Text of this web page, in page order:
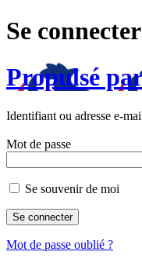
Se connecter
Propulsé
Identifiant ou adresse e-
Mot de passe
Se souvenir de moi
Mot de passe oublié ?